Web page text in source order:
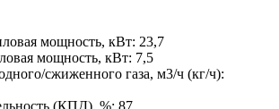
мощность, кВт: 23,7
мощность, кВт: 7,5
сжиженного газа, м3/ч (кг/ч):
(КПД), %: 87